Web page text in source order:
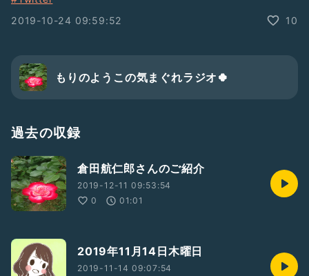
2019-10-24 09:59:52
10
もりのようこの気まぐれラジオ🍀
過去の収録
倉田航仁郎さんのご紹介
2019-12-11 09:53:54
0
01:01
2019年11月14日木曜日
2019-11-14 09:07:54